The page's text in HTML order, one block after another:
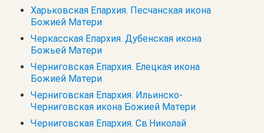
Харьковская Епархия. Песчанская икона
Божией Матери
Черкасская Епархия. Дубенская икона
Божьей Матери
Черниговская Епархия. Елецкая икона
Божией Матери
Черниговская Епархия. Ильинско-
Черниговская икона Божией Матери
Черниговская Епархия. Св.Николай